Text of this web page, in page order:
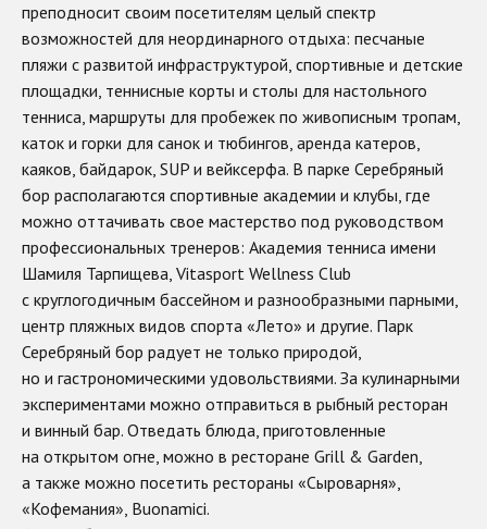
преподносит своим посетителям целый спектр
возможностей для неординарного отдыха: песчаные
пляжи с развитой инфраструктурой, спортивные и детские
площадки, теннисные корты и столы для настольного
тенниса, маршруты для пробежек по живописным тропам,
каток и горки для санок и тюбингов, аренда катеров,
каяков, байдарок, SUP и вейксерфа. В парке Серебряный
бор располагаются спортивные академии и клубы, где
можно оттачивать свое мастерство под руководством
профессиональных тренеров: Академия тенниса имени
Шамиля Тарпищева, Vitasport Wellness Club
с круглогодичным бассейном и разнообразными парными,
центр пляжных видов спорта «Лето» и другие. Парк
Серебряный бор радует не только природой,
но и гастрономическими удовольствиями. За кулинарными
экспериментами можно отправиться в рыбный ресторан
и винный бар. Отведать блюда, приготовленные
на открытом огне, можно в ресторане Grill & Garden,
а также можно посетить рестораны «Сыроварня»,
«Кофемания», Buonamici.